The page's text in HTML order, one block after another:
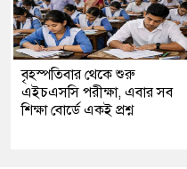
বৃহস্পতিবার থেকে শুরু
এইচএসসি পরীক্ষা, এবার সব
শিক্ষা বোর্ডে একই প্রশ্ন